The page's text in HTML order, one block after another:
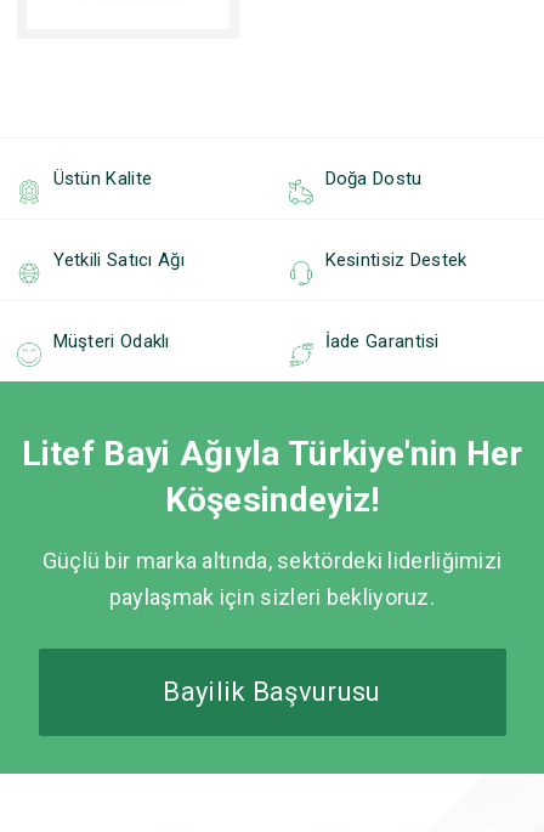
Üstün Kalite Doğa Dostu
Yetkili Satıcı Ağı Kesintisiz Destek
Müşteri Odaklı İade Garantisi
Litef Bayi Ağıyla Türkiye'nin Her
Köşesindeyiz!
Güçlü bir marka altında, sektördeki liderliğimizi
paylaşmak için sizleri bekliyoruz.
Bayilik Başvurusu